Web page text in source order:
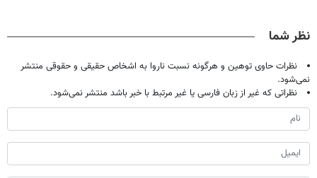
نظر شما
نظرات حاوی توهین و هرگونه نسبت ناروا به اشخاص حقیقی و حقوقی منتشر
نمی‌شود.
نظراتی که غیر از زبان فارسی یا غیر مرتبط با خبر باشد منتشر نمی‌شود.